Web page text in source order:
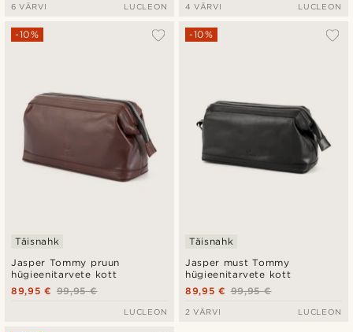
6 VÄRVI LUCLEON 4 VÄRVI LUCLEON
Jasper Tommy pruun
hügieenitarvete kott
-10%
Täisnahk
99,95 €
89,95 €
LUCLEON
Jasper must Tommy
hügieenitarvete kott
-10%
Täisnahk
99,95 €
89,95 €
2 VÄRVI LUCLEON